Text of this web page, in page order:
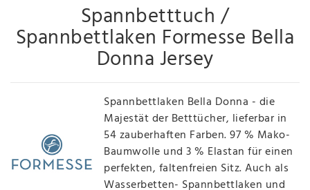
Spannbetttuch /
Spannbettlaken Formesse Bella
Donna Jersey
Spannbettlaken Bella Donna - die
Majestät der Betttücher, lieferbar in
54 zauberhaften Farben. 97 % Mako-
Baumwolle und 3 % Elastan für einen
perfekten, faltenfreien Sitz. Auch als
Wasserbetten- Spannbettlaken und